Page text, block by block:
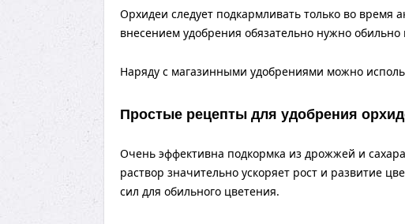
Орхидеи следует подкармливать только во время
внесением удобрения обязательно нужно обильно
Наряду с магазинными удобрениями можно
Простые рецепты для удобрения
Очень эффективна подкормка из дрожжей и
раствор значительно ускоряет рост и развитие
сил для обильного цветения.